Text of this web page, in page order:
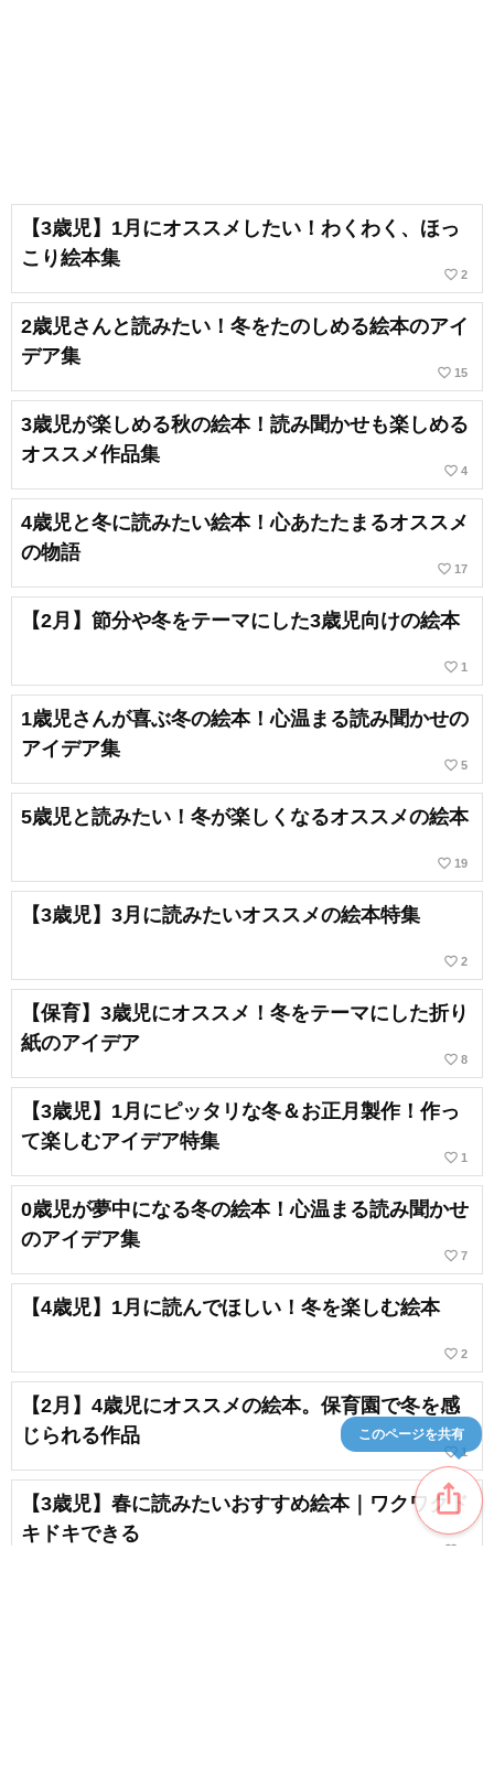
【3歳児】1月にオススメしたい！わくわく、ほっ
こり絵本集
favorite_border 2
2歳児さんと読みたい！冬をたのしめる絵本のアイ
デア集
favorite_border 15
3歳児が楽しめる秋の絵本！読み聞かせも楽しめる
オススメ作品集
favorite_border 4
4歳児と冬に読みたい絵本！心あたたまるオススメ
の物語
favorite_border 17
【2月】節分や冬をテーマにした3歳児向けの絵本
favorite_border 1
1歳児さんが喜ぶ冬の絵本！心温まる読み聞かせの
アイデア集
favorite_border 5
5歳児と読みたい！冬が楽しくなるオススメの絵本
favorite_border 19
【3歳児】3月に読みたいオススメの絵本特集
favorite_border 2
【保育】3歳児にオススメ！冬をテーマにした折り
紙のアイデア
favorite_border 8
【3歳児】1月にピッタリな冬＆お正月製作！作っ
て楽しむアイデア特集
favorite_border 1
0歳児が夢中になる冬の絵本！心温まる読み聞かせ
のアイデア集
favorite_border 7
【4歳児】1月に読んでほしい！冬を楽しむ絵本
favorite_border 2
【2月】4歳児にオススメの絵本。保育園で冬を感
じられる作品
favorite_border 1
【3歳児】春に読みたいおすすめ絵本｜ワクワクド
キドキできる
favorite_border
ios_share
このページを共有